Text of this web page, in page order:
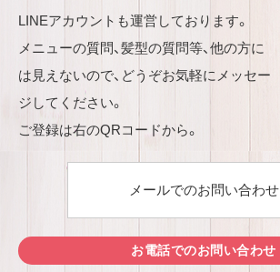
LINEアカウントも運営しております。
メニューの質問、髪型の質問等、他の方に
は見えないので、どうぞお気軽にメッセー
ジしてください。
ご登録は右のQRコードから。
メールでのお問い合わせ
お電話でのお問い合わせ